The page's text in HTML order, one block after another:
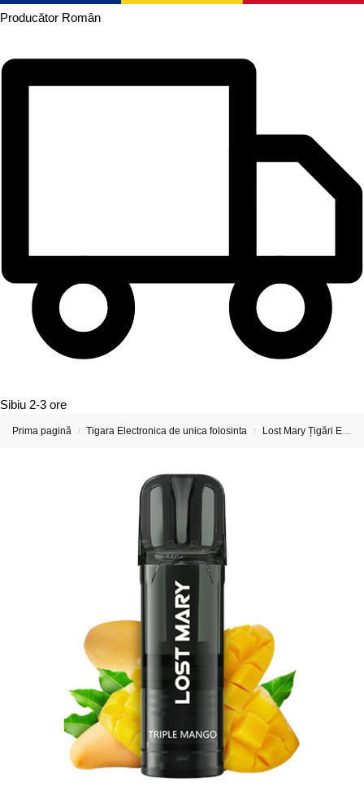
Producător Român
Sibiu 2-3 ore
Prima pagină / Tigara Electronica de unica folosinta / Lost Mary Țigări Electronice & Vape-uri Reincarcabile